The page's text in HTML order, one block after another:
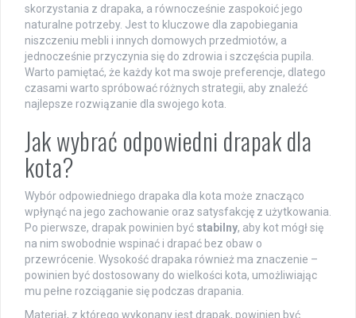
skorzystania z drapaka, a równocześnie zaspokoić jego
naturalne potrzeby. Jest to kluczowe dla zapobiegania
niszczeniu mebli i innych domowych przedmiotów, a
jednocześnie przyczynia się do zdrowia i szczęścia pupila.
Warto pamiętać, że każdy kot ma swoje preferencje, dlatego
czasami warto spróbować różnych strategii, aby znaleźć
najlepsze rozwiązanie dla swojego kota.
Jak wybrać odpowiedni drapak dla
kota?
Wybór odpowiedniego drapaka dla kota może znacząco
wpłynąć na jego zachowanie oraz satysfakcję z użytkowania.
Po pierwsze, drapak powinien być stabilny, aby kot mógł się
na nim swobodnie wspinać i drapać bez obaw o
przewrócenie. Wysokość drapaka również ma znaczenie –
powinien być dostosowany do wielkości kota, umożliwiając
mu pełne rozciąganie się podczas drapania.
Materiał, z którego wykonany jest drapak, powinien być